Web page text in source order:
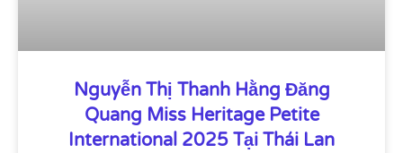
Nguyễn Thị Thanh Hằng Đăng
Quang Miss Heritage Petite
International 2025 Tại Thái Lan